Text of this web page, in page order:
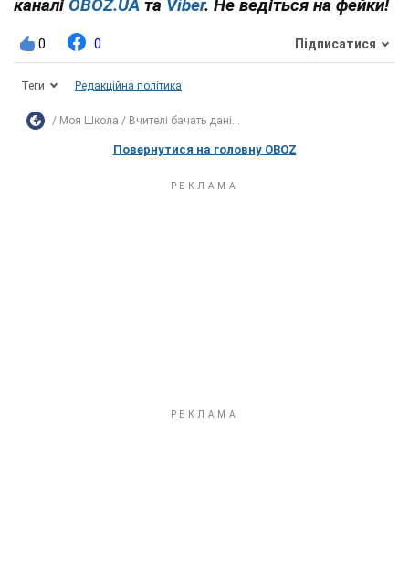
каналі OBOZ.UA та Viber. Не ведіться на фейки!
0 0 Підписатися
Теги Редакційна політика
Моя Школа Вчителі бачать дані...
Повернутися на головну OBOZ